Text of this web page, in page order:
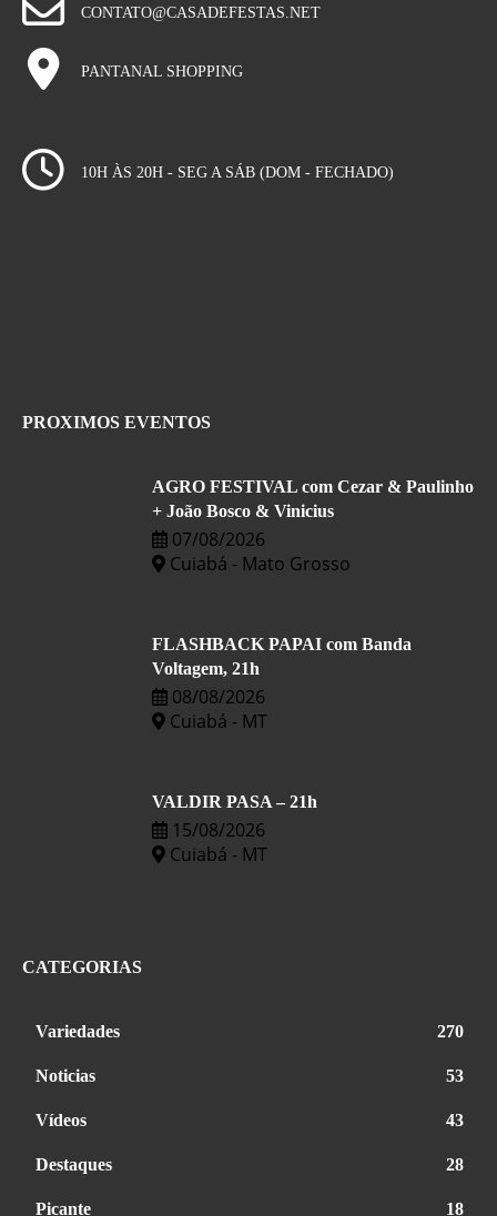
CONTATO@CASADEFESTAS.NET
PANTANAL SHOPPING
10H ÀS 20H - SEG A SÁB (DOM - FECHADO)
PROXIMOS EVENTOS
AGRO FESTIVAL com Cezar & Paulinho
+ João Bosco & Vinicius
07/08/2026
Cuiabá - Mato Grosso
FLASHBACK PAPAI com Banda
Voltagem, 21h
08/08/2026
Cuiabá - MT
VALDIR PASA – 21h
15/08/2026
Cuiabá - MT
CATEGORIAS
Variedades 270
Noticias 53
Vídeos 43
Destaques 28
Picante 18